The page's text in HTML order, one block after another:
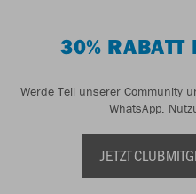
30% RABATT
Werde Teil unserer Community
WhatsApp.
JETZT